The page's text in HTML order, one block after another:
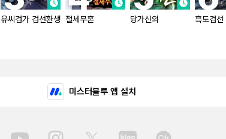
유씨검가 검선환생 절세무혼 당가신의 흑도검선
미스터블루 앱 설치